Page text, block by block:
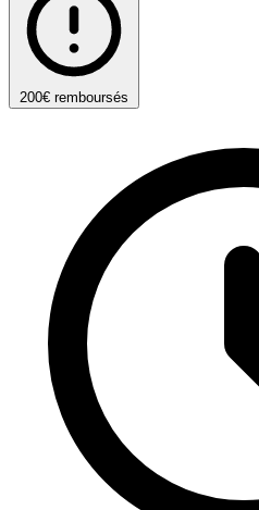
200€ remboursés